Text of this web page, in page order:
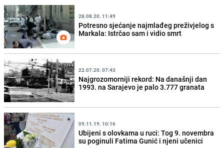
28.08.20. 11:49
Potresno sjećanje najmlađeg preživjelog s
Markala: Istrčao sam i vidio smrt
22.07.20. 07:43
Najgrozomorniji rekord: Na današnji dan
1993. na Sarajevo je palo 3.777 granata
09.11.19. 10:16
Ubijeni s olovkama u ruci: Tog 9. novembra
su poginuli Fatima Gunić i njeni učenici